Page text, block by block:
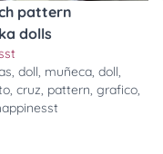
pattern
dolls
,doll, muñeca,doll,
,cruz, pattern,grafico,